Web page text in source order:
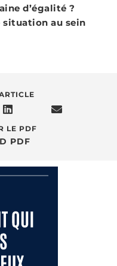
d’égalité ?
situation au sein
LE PDF